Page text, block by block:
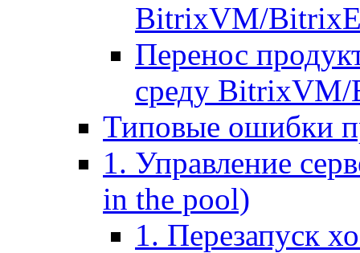
BitrixVM/
Перенос
среду
Типовые ошибки
1. Управление
in the pool)
1. Перезапуск